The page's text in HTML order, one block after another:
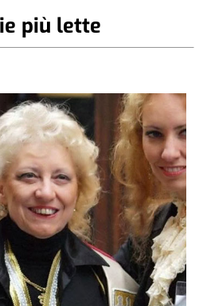
più lette